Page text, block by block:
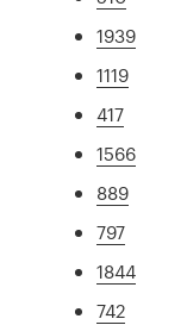
1939
1119
417
1566
889
797
1844
742